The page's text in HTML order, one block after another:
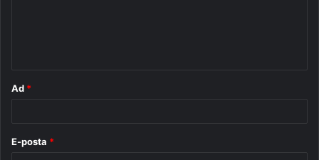
Ad *
E-posta *